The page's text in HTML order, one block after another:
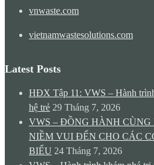
vnwaste.com
vietnamwastesolutions.com
Latest Posts
HĐX Tập 11: VWS – Hành
hệ trẻ 29 Tháng 7, 2026
VWS – ĐỒNG HÀNH
NIỀM VUI ĐẾN CHO CÁC
BIỂU 24 Tháng 7, 2026